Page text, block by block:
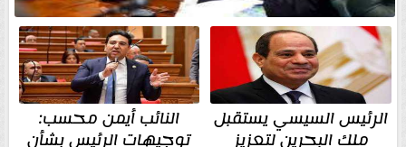
الرئيس السيسي يستقبل
ملك البحرين لتعزيز
النائب أيمن محسب:
توجيهات الرئيس بشأن